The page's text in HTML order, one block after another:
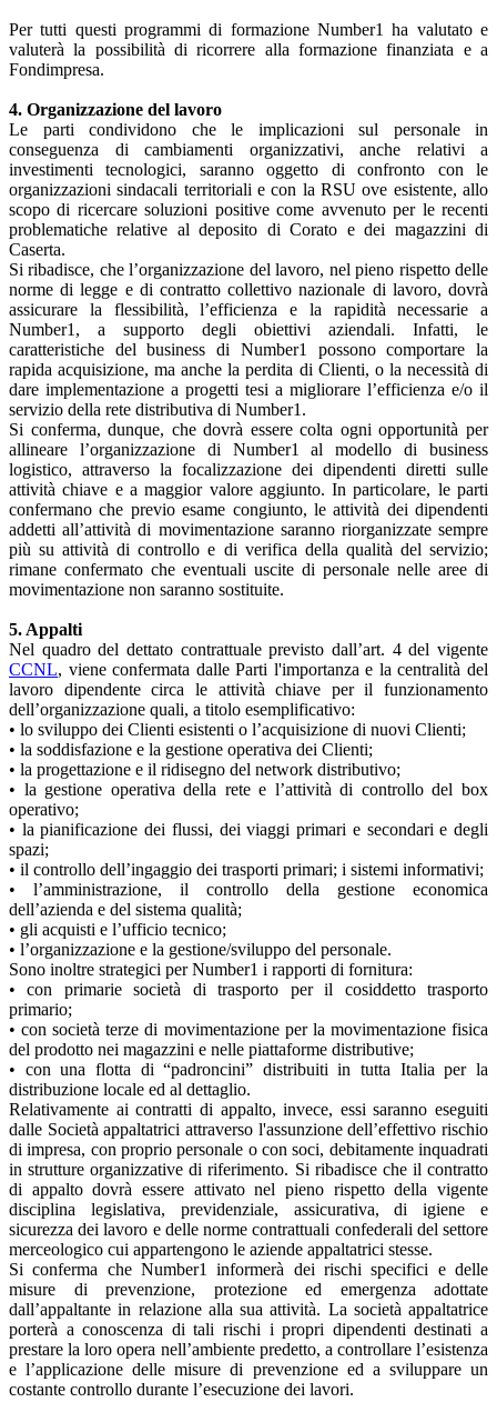
Per tutti questi programmi di formazione Number1 ha valutato e
valuterà la possibilità di ricorrere alla formazione finanziata e a
Fondimpresa.
4. Organizzazione del lavoro
Le parti condividono che le implicazioni sul personale in
conseguenza di cambiamenti organizzativi, anche relativi a
investimenti tecnologici, saranno oggetto di confronto con le
organizzazioni sindacali territoriali e con la RSU ove esistente, allo
scopo di ricercare soluzioni positive come avvenuto per le recenti
problematiche relative al deposito di Corato e dei magazzini di
Caserta.
Si ribadisce, che l’organizzazione del lavoro, nel pieno rispetto delle
norme di legge e di contratto collettivo nazionale di lavoro, dovrà
assicurare la flessibilità, l’efficienza e la rapidità necessarie a
Number1, a supporto degli obiettivi aziendali. Infatti, le
caratteristiche del business di Number1 possono comportare la
rapida acquisizione, ma anche la perdita di Clienti, o la necessità di
dare implementazione a progetti tesi a migliorare l’efficienza e/o il
servizio della rete distributiva di Number1.
Si conferma, dunque, che dovrà essere colta ogni opportunità per
allineare l’organizzazione di Number1 al modello di business
logistico, attraverso la focalizzazione dei dipendenti diretti sulle
attività chiave e a maggior valore aggiunto. In particolare, le parti
confermano che previo esame congiunto, le attività dei dipendenti
addetti all’attività di movimentazione saranno riorganizzate sempre
più su attività di controllo e di verifica della qualità del servizio;
rimane confermato che eventuali uscite di personale nelle aree di
movimentazione non saranno sostituite.
5. Appalti
Nel quadro del dettato contrattuale previsto dall’art. 4 del vigente
CCNL, viene confermata dalle Parti l'importanza e la centralità del
lavoro dipendente circa le attività chiave per il funzionamento
dell’organizzazione quali, a titolo esemplificativo:
• lo sviluppo dei Clienti esistenti o l’acquisizione di nuovi Clienti;
• la soddisfazione e la gestione operativa dei Clienti;
• la progettazione e il ridisegno del network distributivo;
• la gestione operativa della rete e l’attività di controllo del box
operativo;
• la pianificazione dei flussi, dei viaggi primari e secondari e degli
spazi;
• il controllo dell’ingaggio dei trasporti primari; i sistemi informativi;
• l’amministrazione, il controllo della gestione economica
dell’azienda e del sistema qualità;
• gli acquisti e l’ufficio tecnico;
• l’organizzazione e la gestione/sviluppo del personale.
Sono inoltre strategici per Number1 i rapporti di fornitura:
• con primarie società di trasporto per il cosiddetto trasporto
primario;
• con società terze di movimentazione per la movimentazione fisica
del prodotto nei magazzini e nelle piattaforme distributive;
• con una flotta di “padroncini” distribuiti in tutta Italia per la
distribuzione locale ed al dettaglio.
Relativamente ai contratti di appalto, invece, essi saranno eseguiti
dalle Società appaltatrici attraverso l'assunzione dell’effettivo rischio
di impresa, con proprio personale o con soci, debitamente inquadrati
in strutture organizzative di riferimento. Si ribadisce che il contratto
di appalto dovrà essere attivato nel pieno rispetto della vigente
disciplina legislativa, previdenziale, assicurativa, di igiene e
sicurezza dei lavoro e delle norme contrattuali confederali del settore
merceologico cui appartengono le aziende appaltatrici stesse.
Si conferma che Number1 informerà dei rischi specifici e delle
misure di prevenzione, protezione ed emergenza adottate
dall’appaltante in relazione alla sua attività. La società appaltatrice
porterà a conoscenza di tali rischi i propri dipendenti destinati a
prestare la loro opera nell’ambiente predetto, a controllare l’esistenza
e l’applicazione delle misure di prevenzione ed a sviluppare un
costante controllo durante l’esecuzione dei lavori.